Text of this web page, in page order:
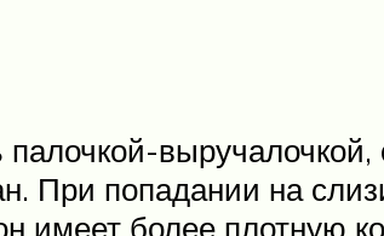
При попадании на
имеет более плотную